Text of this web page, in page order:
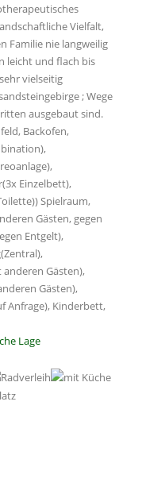
Vielfalt,
Familie nie langweilig
leicht und flach bis
vielseitig
; Wege
ausgebaut sind.
Backofen,
Einzelbett),
Spielraum,
Gästen, gegen
Entgelt),
Gästen),
Gästen),
Anfrage), Kinderbett,
Lage